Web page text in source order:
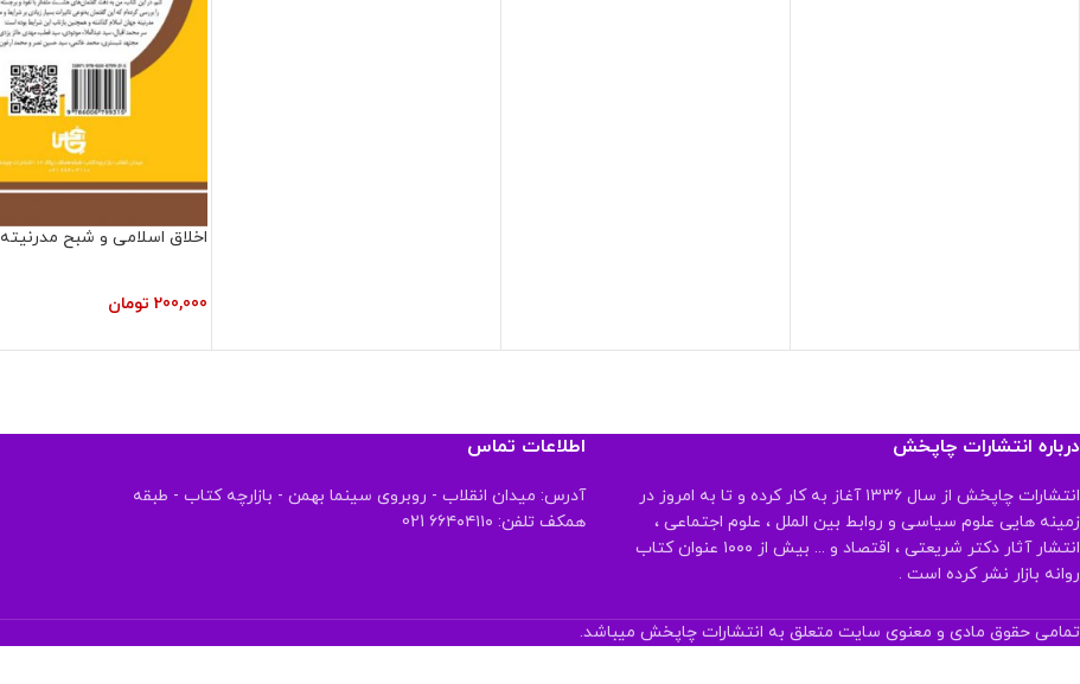
اخلاق اسلامی و شبح مدرنیته
200,000 تومان
درباره انتشارات چاپخش
انتشارات چاپخش از سال ۱۳۳۶ آغاز به کار کرده و تا به امروز در
زمینه هایی علوم سیاسی و روابط بین الملل ، علوم اجتماعی ،
انتشار آثار دکتر شریعتی ، اقتصاد و ... بیش از ۱۰۰۰ عنوان کتاب
روانه بازار نشر کرده است .
اطلاعات تماس
آدرس: میدان انقلاب - روبروی سینما بهمن - بازارچه کتاب - طبقه
همکف تلفن: ۶۶۴۰۴۱۱۰ 021
تمامی حقوق مادی و معنوی سایت متعلق به انتشارات چاپخش میباشد.